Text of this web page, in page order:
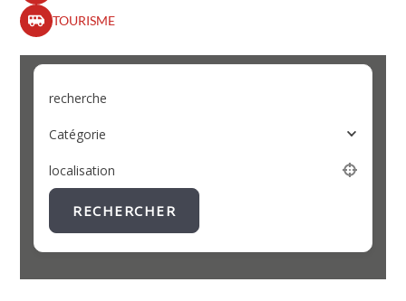
TOURISME
recherche
Catégorie
localisation
RECHERCHER